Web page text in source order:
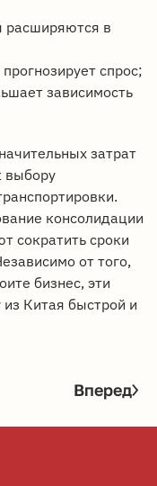
в
спрос;
зависимость
затрат
выбору
консолидации
сократить сроки
от того,
бизнес, эти
Китая быстрой и
Вперед